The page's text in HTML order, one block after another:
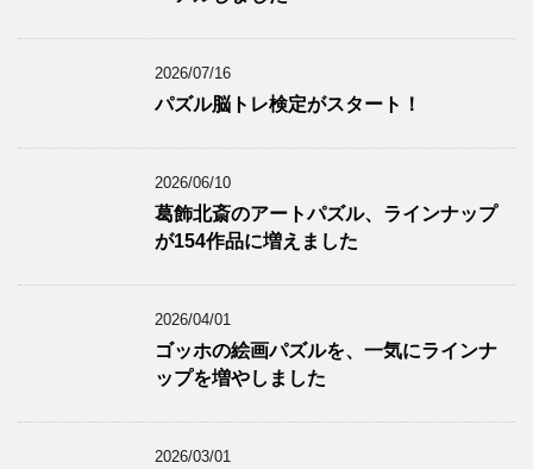
2026/07/16
パズル脳トレ検定がスタート！
2026/06/10
葛飾北斎のアートパズル、ラインナップ
が154作品に増えました
2026/04/01
ゴッホの絵画パズルを、一気にラインナ
ップを増やしました
2026/03/01